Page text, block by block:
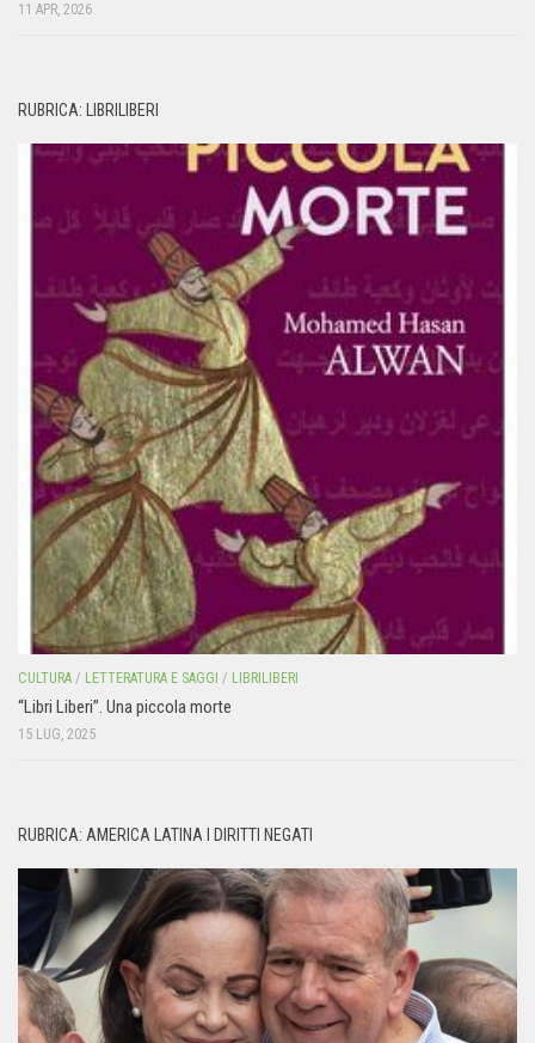
11 APR, 2026
RUBRICA: LIBRILIBERI
CULTURA / LETTERATURA E SAGGI / LIBRILIBERI
“Libri Liberi”. Una piccola morte
15 LUG, 2025
RUBRICA: AMERICA LATINA I DIRITTI NEGATI